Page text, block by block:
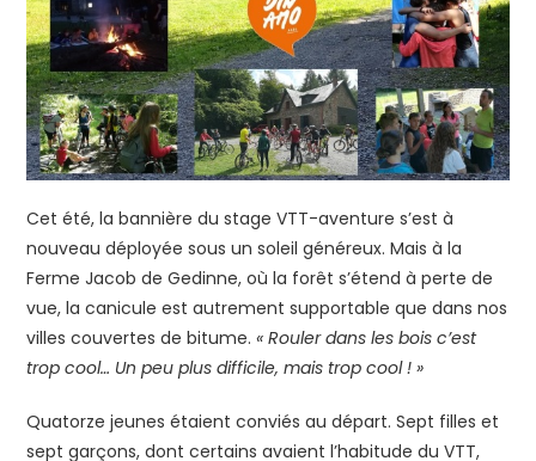
Cet été, la bannière du stage VTT-aventure s’est à
nouveau déployée sous un soleil généreux. Mais à la
Ferme Jacob de Gedinne, où la forêt s’étend à perte de
vue, la canicule est autrement supportable que dans nos
villes couvertes de bitume.« Rouler dans les bois c’est
trop cool… Un peu plus difficile, mais trop cool ! »
Quatorze jeunes étaient conviés au départ. Sept filles et
sept garçons, dont certains avaient l’habitude du VTT,